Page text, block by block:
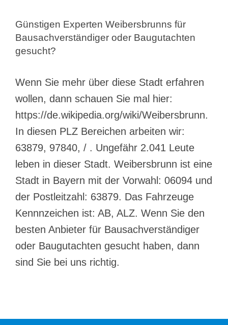
Günstigen Experten Weibersbrunns für
Bausachverständiger oder Baugutachten
gesucht?
Wenn Sie mehr über diese Stadt erfahren
wollen, dann schauen Sie mal hier:
https://de.wikipedia.org/wiki/Weibersbrunn.
In diesen PLZ Bereichen arbeiten wir:
63879, 97840, / . Ungefähr 2.041 Leute
leben in dieser Stadt. Weibersbrunn ist eine
Stadt in Bayern mit der Vorwahl: 06094 und
der Postleitzahl: 63879. Das Fahrzeuge
Kennnzeichen ist: AB, ALZ. Wenn Sie den
besten Anbieter für Bausachverständiger
oder Baugutachten gesucht haben, dann
sind Sie bei uns richtig.